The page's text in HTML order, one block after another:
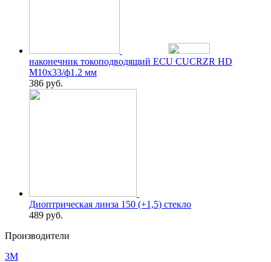
наконечник токоподводящий ECU CUCRZR HD
М10х33/ф1.2 мм
386 руб.
Диоптрическая линза 150 (+1,5) стекло
489 руб.
Производители
3M